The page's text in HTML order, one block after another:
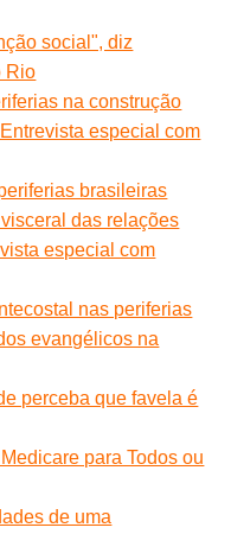
social", diz
Rio
na construção
especial com
brasileiras
das relações
especial com
nas periferias
evangélicos na
perceba que favela é
para Todos ou
de uma